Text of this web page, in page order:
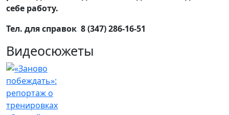
себе работу.
Тел. для справок 8 (347) 286-16-51
Видеосюжеты